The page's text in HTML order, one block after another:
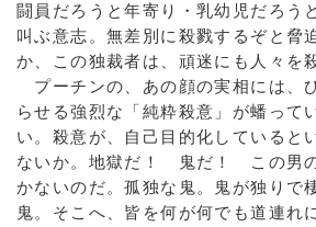
闘員だろうと年寄り・乳幼児だろう
叫ぶ意志。無差別に殺戮するぞと脅
か、この独裁者は、頑迷にも人々を
プーチンの、あの顔の実相には、
らせる強烈な「純粋殺意」が蟠って
い。殺意が、自己目的化していると
ないか。地獄だ！ 鬼だ！ この男
かないのだ。孤独な鬼。鬼が独りで
鬼。そこへ、皆を何が何でも道連れ